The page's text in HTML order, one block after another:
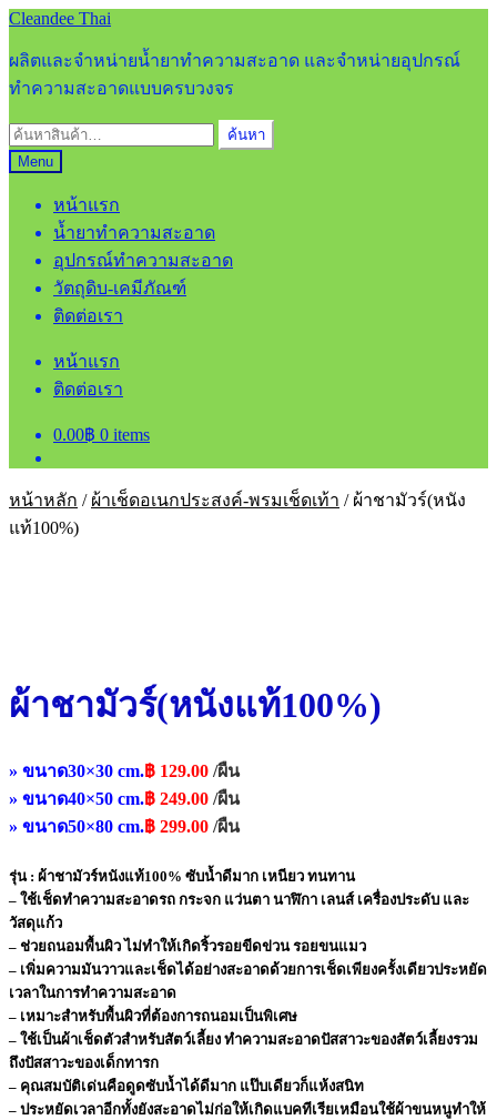
Skip
navigation
Skip
content
Cleandee Thai
ผลิตและจำหน่ายน้ำยาทำความสะอาด และจำหน่ายอุปกรณ์
ทำความสะอาดแบบครบวงจร
ค้นหา:
ค้นหา
Menu
หน้าแรก
น้ำยาทำความสะอาด
อุปกรณ์ทำความสะอาด
วัตถุดิบ-เคมีภัณฑ์
ติดต่อเรา
หน้าแรก
ติดต่อเรา
0.00฿ 0 items
หน้าหลัก / ผ้าเช็ดอเนกประสงค์-พรมเช็ดเท้า / ผ้าชามัวร์(หนัง
แท้100%)
ผ้าชามัวร์(หนังแท้100%)
» ขนาด30×30 cm.฿ 129.00 /ผืน
» ขนาด40×50 cm.฿ 249.00 /ผืน
» ขนาด50×80 cm.฿ 299.00 /ผืน
รุ่น : ผ้าชามัวร์หนังแท้100% ซับน้ำดีมาก เหนียว ทนทาน
– ใช้เช็ดทำความสะอาดรถ กระจก แว่นตา นาฬิกา เลนส์ เครื่องประดับ และ
วัสดุแก้ว
– ช่วยถนอมพื้นผิว ไม่ทำให้เกิดริ้วรอยขีดข่วน รอยขนแมว
– เพิ่มความมันวาวและเช็ดได้อย่างสะอาดด้วยการเช็ดเพียงครั้งเดียวประหยัด
เวลาในการทำความสะอาด
– เหมาะสำหรับพื้นผิวที่ต้องการถนอมเป็นพิเศษ
– ใช้เป็นผ้าเช็ดตัวสำหรับสัตว์เลี้ยง ทำความสะอาดปัสสาวะของสัตว์เลี้ยงรวม
ถึงปัสสาวะของเด็กทารก
– คุณสมบัติเด่นคือดูดซับน้ำได้ดีมาก แป๊บเดียวก็แห้งสนิท
– ประหยัดเวลาอีกทั้งยังสะอาดไม่ก่อให้เกิดแบคทีเรียเหมือนใช้ผ้าขนหนูทำให้